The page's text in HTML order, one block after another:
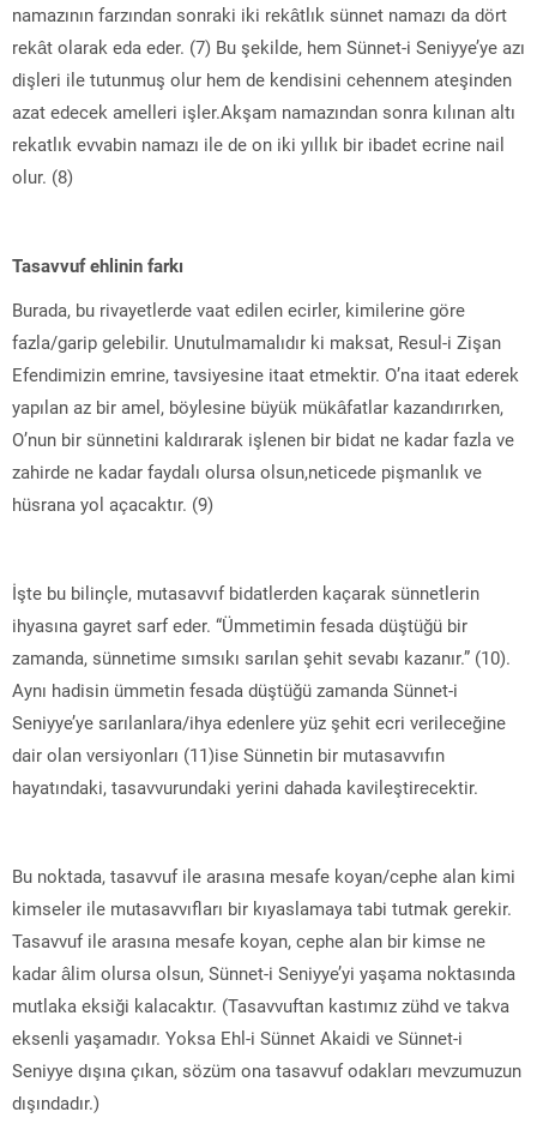
namazının farzından sonraki iki rekâtlık sünnet namazı da dört
rekât olarak eda eder. (7) Bu şekilde, hem Sünnet-i Seniyye’ye azı
dişleri ile tutunmuş olur hem de kendisini cehennem ateşinden
azat edecek amelleri işler.Akşam namazından sonra kılınan altı
rekatlık evvabin namazı ile de on iki yıllık bir ibadet ecrine nail
olur. (8)
Tasavvuf ehlinin farkı
Burada, bu rivayetlerde vaat edilen ecirler, kimilerine göre
fazla/garip gelebilir. Unutulmamalıdır ki maksat, Resul-i Zişan
Efendimizin emrine, tavsiyesine itaat etmektir. O’na itaat ederek
yapılan az bir amel, böylesine büyük mükâfatlar kazandırırken,
O’nun bir sünnetini kaldırarak işlenen bir bidat ne kadar fazla ve
zahirde ne kadar faydalı olursa olsun,neticede pişmanlık ve
hüsrana yol açacaktır. (9)
İşte bu bilinçle, mutasavvıf bidatlerden kaçarak sünnetlerin
ihyasına gayret sarf eder. “Ümmetimin fesada düştüğü bir
zamanda, sünnetime sımsıkı sarılan şehit sevabı kazanır.” (10).
Aynı hadisin ümmetin fesada düştüğü zamanda Sünnet-i
Seniyye’ye sarılanlara/ihya edenlere yüz şehit ecri verileceğine
dair olan versiyonları (11)ise Sünnetin bir mutasavvıfın
hayatındaki, tasavvurundaki yerini dahada kavileştirecektir.
Bu noktada, tasavvuf ile arasına mesafe koyan/cephe alan kimi
kimseler ile mutasavvıfları bir kıyaslamaya tabi tutmak gerekir.
Tasavvuf ile arasına mesafe koyan, cephe alan bir kimse ne
kadar âlim olursa olsun, Sünnet-i Seniyye’yi yaşama noktasında
mutlaka eksiği kalacaktır. (Tasavvuftan kastımız zühd ve takva
eksenli yaşamadır. Yoksa Ehl-i Sünnet Akaidi ve Sünnet-i
Seniyye dışına çıkan, sözüm ona tasavvuf odakları mevzumuzun
dışındadır.)